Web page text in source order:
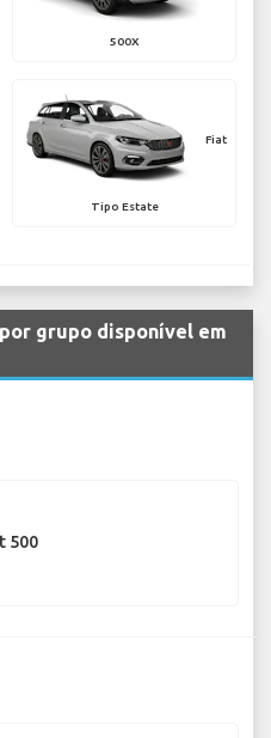
500X
Fiat
Tipo Estate
grupo disponível em
500